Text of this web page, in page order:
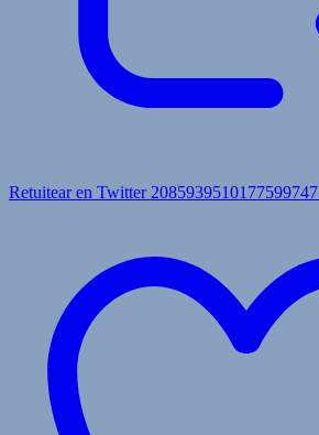
Retuitear en Twitter 2085939510177599747